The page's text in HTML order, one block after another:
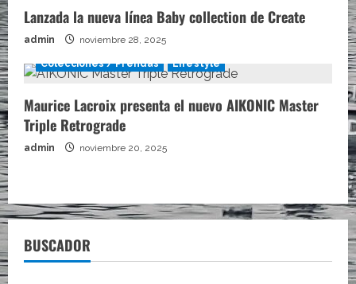
Lanzada la nueva línea Baby collection de Create
admin noviembre 28, 2025
Colecciones / Prendas Lifestyle
Maurice Lacroix presenta el nuevo AIKONIC Master
Triple Retrograde
admin noviembre 20, 2025
BUSCADOR